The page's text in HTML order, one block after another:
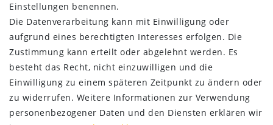
Einstellungen benennen.
Die Datenverarbeitung kann mit Einwilligung oder
aufgrund eines berechtigten Interesses erfolgen. Die
Zustimmung kann erteilt oder abgelehnt werden. Es
besteht das Recht, nicht einzuwilligen und die
Einwilligung zu einem späteren Zeitpunkt zu ändern oder
zu widerrufen. Weitere Informationen zur Verwendung
personenbezogener Daten und den Diensten erklären wir